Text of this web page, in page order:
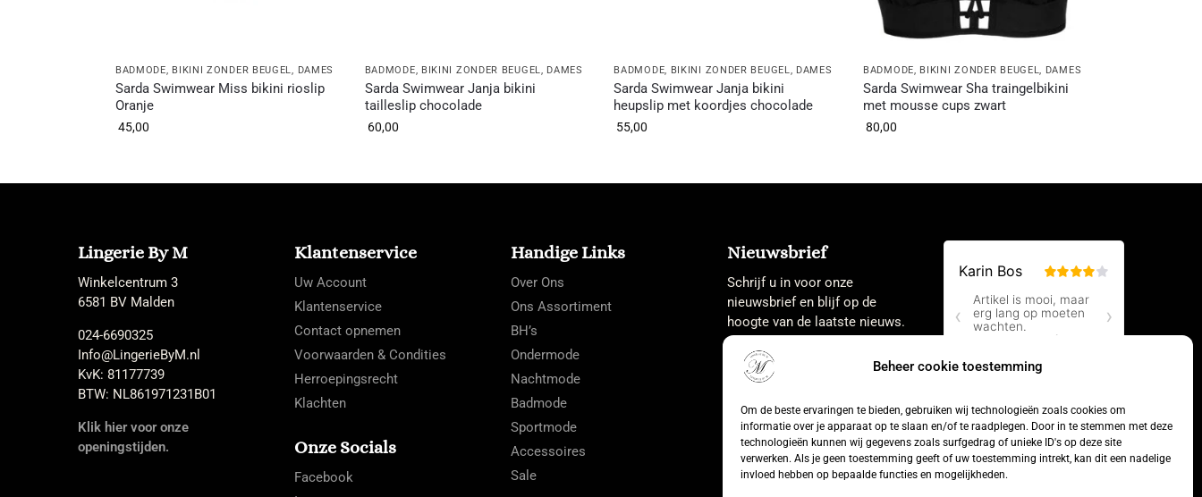
Beheer cookie toestemming
Om de beste ervaringen te bieden, gebruiken wij technologieën zoals cookies om
informatie over je apparaat op te slaan en/of te raadplegen. Door in te stemmen met deze
technologieën kunnen wij gegevens zoals surfgedrag of unieke ID's op deze site
verwerken. Als je geen toestemming geeft of uw toestemming intrekt, kan dit een nadelige
invloed hebben op bepaalde functies en mogelijkheden.
BADMODE, BIKINI ZONDER BEUGEL, DAMES
Sarda Swimwear Miss bikini rioslip
Oranje
45,00
BADMODE, BIKINI ZONDER BEUGEL, DAMES
Sarda Swimwear Janja bikini
tailleslip chocolade
60,00
BADMODE, BIKINI ZONDER BEUGEL, DAMES
Sarda Swimwear Janja bikini
heupslip met koordjes chocolade
55,00
BADMODE, BIKINI ZONDER BEUGEL, DAMES
Sarda Swimwear Sha traingelbikini
met mousse cups zwart
80,00
Lingerie By M
Winkelcentrum 3
6581 BV Malden
024-6690325
Info@LingerieByM.nl
KvK: 81177739
BTW: NL861971231B01
Klik hier voor onze
openingstijden.
Klantenservice
Uw Account
Klantenservice
Contact opnemen
Voorwaarden & Condities
Herroepingsrecht
Klachten
Onze Socials
Facebook
Handige Links
Over Ons
Ons Assortiment
BH’s
Ondermode
Nachtmode
Badmode
Sportmode
Accessoires
Sale
Nieuwsbrief
Schrijf u in voor onze
nieuwsbrief en blijf op de
hoogte van de laatste nieuws.